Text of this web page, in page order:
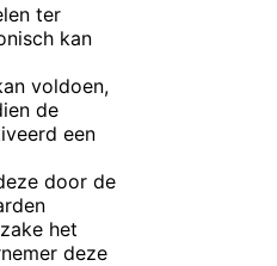
ter
kan
voldoen,
de
een
door de
het
deze